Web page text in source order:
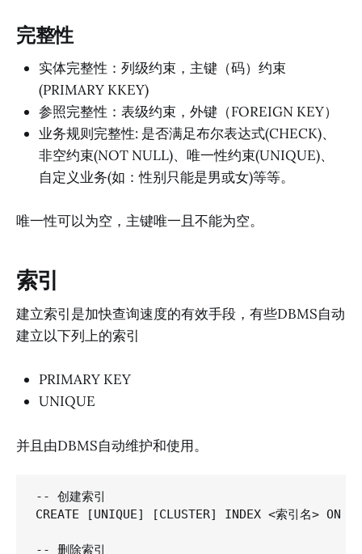
完整性
实体完整性：列级约束，主键（码）约束
(PRIMARY KKEY)
参照完整性：表级约束，外键（FOREIGN KEY）
业务规则完整性: 是否满足布尔表达式(CHECK)、
非空约束(NOT NULL)、唯一性约束(UNIQUE)、
自定义业务(如：性别只能是男或女)等等。
唯一性可以为空，主键唯一且不能为空。
索引
建立索引是加快查询速度的有效手段，有些DBMS自动
建立以下列上的索引
PRIMARY KEY
UNIQUE
并且由DBMS自动维护和使用。
-- 创建索引
CREATE [UNIQUE] [CLUSTER] INDEX <索引名>
-- 删除索引